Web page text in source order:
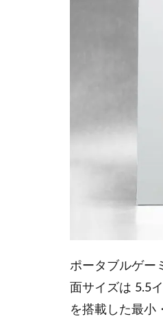
ポータブルゲー
面サイズは 5.5
を搭載した最小